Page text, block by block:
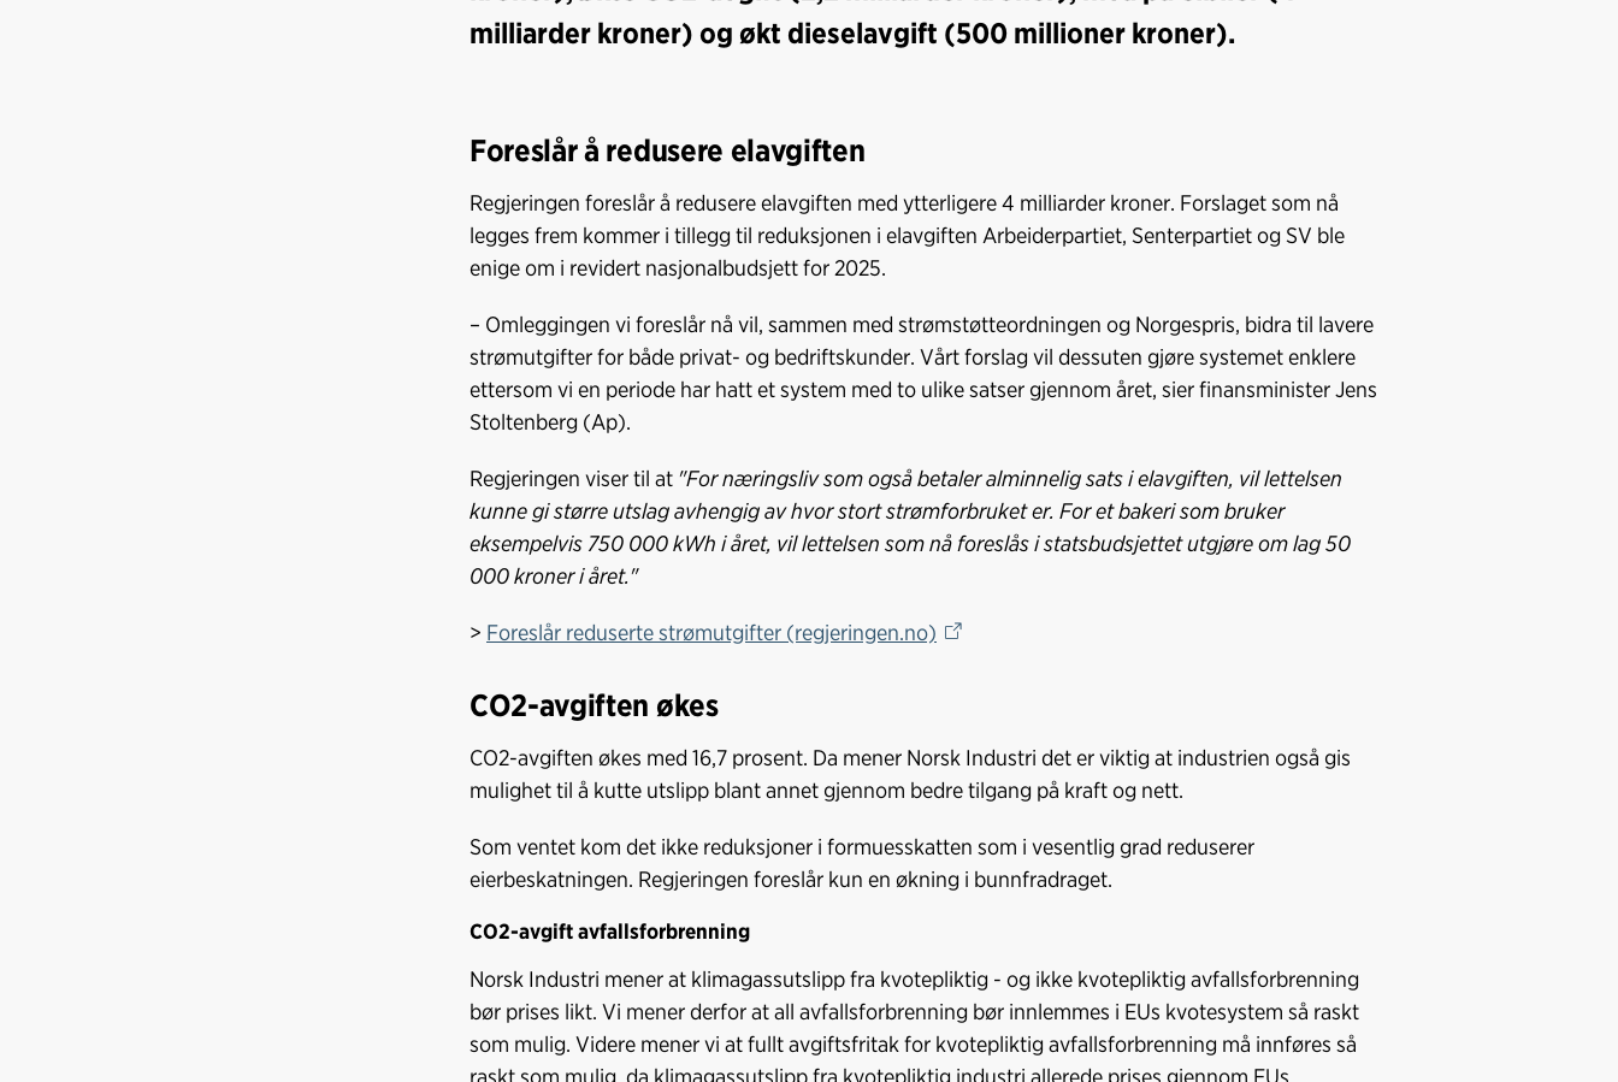
milliarder kroner) og økt dieselavgift (500 millioner kroner).
Foreslår å redusere elavgiften
Regjeringen foreslår å redusere elavgiften med ytterligere 4 milliarder kroner. Forslaget som nå
legges frem kommer i tillegg til reduksjonen i elavgiften Arbeiderpartiet, Senterpartiet og SV ble
enige om i revidert nasjonalbudsjett for 2025.
– Omleggingen vi foreslår nå vil, sammen med strømstøtteordningen og Norgespris, bidra til lavere
strømutgifter for både privat- og bedriftskunder. Vårt forslag vil dessuten gjøre systemet enklere
ettersom vi en periode har hatt et system med to ulike satser gjennom året, sier finansminister Jens
Stoltenberg (Ap).
Regjeringen viser til at "For næringsliv som også betaler alminnelig sats i elavgiften, vil lettelsen
kunne gi større utslag avhengig av hvor stort strømforbruket er. For et bakeri som bruker
eksempelvis 750 000 kWh i året, vil lettelsen som nå foreslås i statsbudsjettet utgjøre om lag 50
000 kroner i året."
> Foreslår reduserte strømutgifter (regjeringen.no)
CO2-avgiften økes
CO2-avgiften økes med 16,7 prosent. Da mener Norsk Industri det er viktig at industrien også gis
mulighet til å kutte utslipp blant annet gjennom bedre tilgang på kraft og nett.
Som ventet kom det ikke reduksjoner i formuesskatten som i vesentlig grad reduserer
eierbeskatningen. Regjeringen foreslår kun en økning i bunnfradraget.
CO2-avgift avfallsforbrenning
Norsk Industri mener at klimagassutslipp fra kvotepliktig - og ikke kvotepliktig avfallsforbrenning
bør prises likt. Vi mener derfor at all avfallsforbrenning bør innlemmes i EUs kvotesystem så raskt
som mulig. Videre mener vi at fullt avgiftsfritak for kvotepliktig avfallsforbrenning må innføres så
raskt som mulig, da klimagassutslipp fra kvotepliktig industri allerede prises gjennom EUs